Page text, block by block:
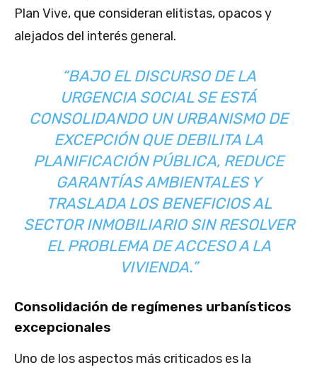
Plan Vive, que consideran elitistas, opacos y
alejados del interés general.
“BAJO EL DISCURSO DE LA
URGENCIA SOCIAL SE ESTÁ
CONSOLIDANDO UN URBANISMO DE
EXCEPCIÓN QUE DEBILITA LA
PLANIFICACIÓN PÚBLICA, REDUCE
GARANTÍAS AMBIENTALES Y
TRASLADA LOS BENEFICIOS AL
SECTOR INMOBILIARIO SIN RESOLVER
EL PROBLEMA DE ACCESO A LA
VIVIENDA.”
Consolidación de regímenes urbanísticos
excepcionales
Uno de los aspectos más criticados es la